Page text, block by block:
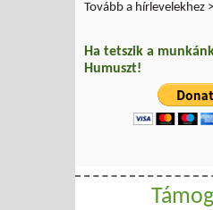
Tovább a hírlevelekhez
Ha tetszik a
Humuszt!